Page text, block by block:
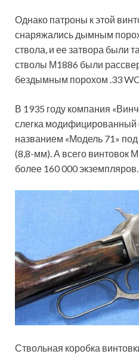
Однако патроны к этой
снаряжались дымным
ствола, и ее затвора были
стволы М1886 были
бездымным порохом .33
В 1935 году компания
слегка модифицированный
названием «Модель 71»
(8,8-мм). А всего винтовок
более 160 000 экземпляров.
Ствольная коробка